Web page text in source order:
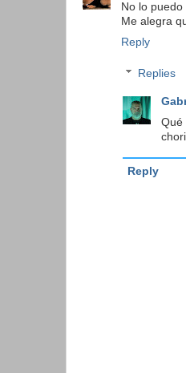
No lo
Me alegra
Reply
Replies
Qué
Reply